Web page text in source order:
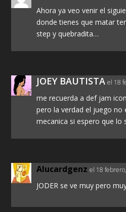
Ahora ya veo venir el
donde tienes que matar
step y quebradita…
JOEY BAUTISTA el 18
me recuerda a def jam
pero la verdad el juego no
mecanica si espero que lo
Alucardgenz el 18
JODER se ve muy pero